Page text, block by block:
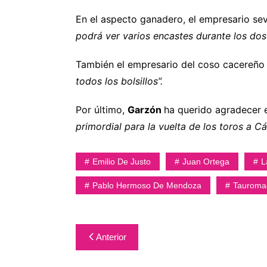
En el aspecto ganadero, el empresario
podrá ver varios encastes durante los dos
También el empresario del coso
todos los bolsillos”.
Por último, Garzón ha querido agradecer
primordial para la vuelta de los toros a
Emilio De Justo Juan Ortega
Pablo Hermoso De Mendoza
Navegación
de
Anterior